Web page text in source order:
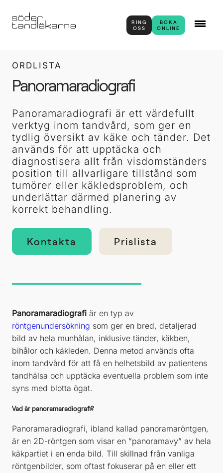
RING
OSS
BOKA
ONLINE
ORDLISTA
Panoramaradiografi
Panoramaradiografi är ett värdefullt
verktyg inom tandvård, som ger en
tydlig översikt av käke och tänder. Det
används för att upptäcka och
diagnostisera allt från visdomständers
position till allvarligare tillstånd som
tumörer eller käkledsproblem, och
underlättar därmed planering av
korrekt behandling.
Kontakta Prislista
Panoramaradiografi är en typ av
röntgenundersökning som ger en bred, detaljerad
bild av hela munhålan, inklusive tänder, käkben,
bihålor och käkleden. Denna metod används ofta
inom tandvård för att få en helhetsbild av patientens
tandhälsa och upptäcka eventuella problem som inte
syns med blotta ögat.
Vad är panoramaradiografi?
Panoramaradiografi, ibland kallad panoramaröntgen,
är en 2D-röntgen som visar en ”panoramavy” av hela
käkpartiet i en enda bild. Till skillnad från vanliga
röntgenbilder, som oftast fokuserar på en eller ett